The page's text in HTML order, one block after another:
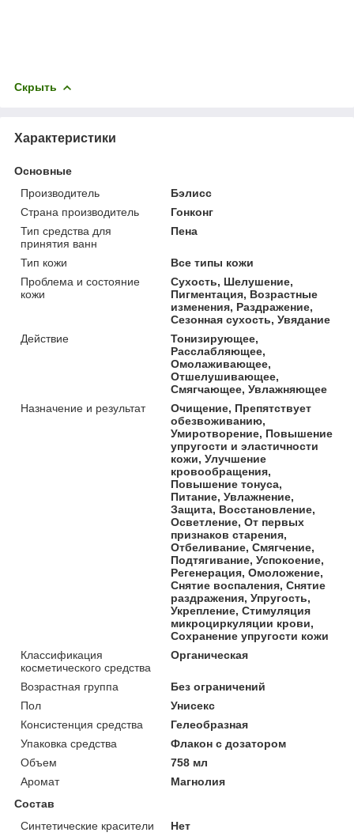
Скрыть
Характеристики
Основные
Производитель
Бэлисс
Страна производитель
Гонконг
Тип средства для
принятия ванн
Пена
Тип кожи
Все типы кожи
Проблема и состояние
кожи
Сухость, Шелушение,
Пигментация, Возрастные
изменения, Раздражение,
Сезонная сухость, Увядание
Действие
Тонизирующее,
Расслабляющее,
Омолаживающее,
Отшелушивающее,
Смягчающее, Увлажняющее
Назначение и результат
Очищение, Препятствует
обезвоживанию,
Умиротворение, Повышение
упругости и эластичности
кожи, Улучшение
кровообращения,
Повышение тонуса,
Питание, Увлажнение,
Защита, Восстановление,
Осветление, От первых
признаков старения,
Отбеливание, Смягчение,
Подтягивание, Успокоение,
Регенерация, Омоложение,
Снятие воспаления, Снятие
раздражения, Упругость,
Укрепление, Стимуляция
микроциркуляции крови,
Сохранение упругости кожи
Классификация
косметического средства
Органическая
Возрастная группа
Без ограничений
Пол
Унисекс
Консистенция средства
Гелеобразная
Упаковка средства
Флакон с дозатором
Объем
758 мл
Аромат
Магнолия
Состав
Синтетические красители
Нет